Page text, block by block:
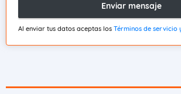
Enviar mensaje
Al enviar tus datos aceptas los Términos de servicio